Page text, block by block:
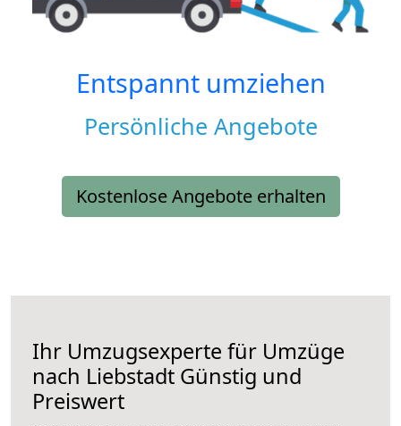
Entspannt umziehen
Persönliche Angebote
Kostenlose Angebote erhalten
Ihr Umzugsexperte für Umzüge
nach Liebstadt Günstig und
Preiswert